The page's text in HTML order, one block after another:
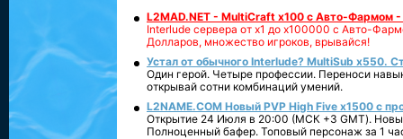
L2MAD.NET - MultiCraft x100 с Авто-Фармом
Interlude сервера от х1 до х100000 с Авто-
Долларов, множество игроков, врывайся!
Устал от обычного Interlude? MultiSub x550.
Один герой. Четыре профессии. Переноси
открывай сотни комбинаций умений.
L2NAME.COM Новый PVP High Five x1500 с
Открытие 24 Июля в 20:00 (МСК +3 GMT).
Полноценный бафер. Топовый персонаж за 1